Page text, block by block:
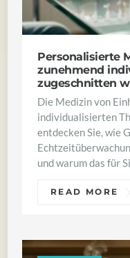
Personalisierte
zunehmend
zugeschnitten
Die Medizin von
individualisierten
entdecken Sie, wie
und warum das für
READ MORE